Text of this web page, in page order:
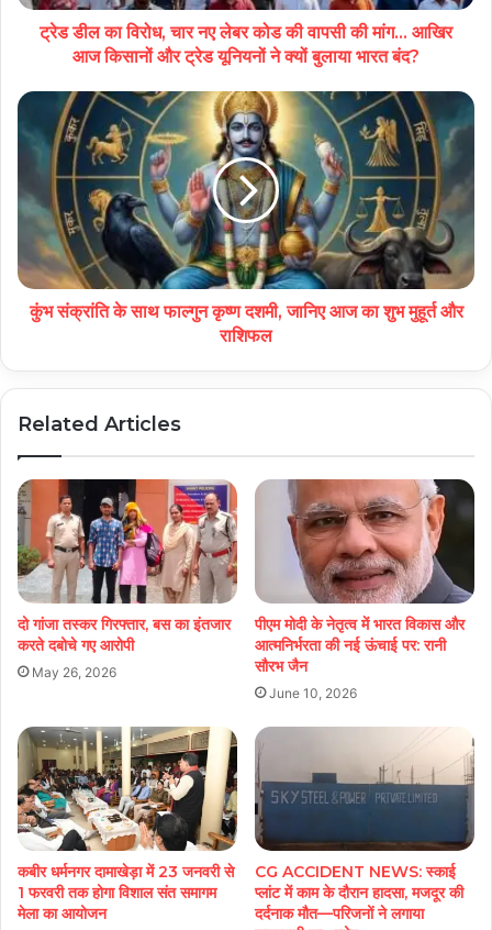
ट्रेड डील का विरोध, चार नए लेबर कोड की वापसी की मांग... आखिर
आज किसानों और ट्रेड यूनियनों ने क्यों बुलाया भारत बंद?
कुंभ संक्रांति के साथ फाल्गुन कृष्ण दशमी, जानिए आज का शुभ मुहूर्त और
राशिफल
Related Articles
दो गांजा तस्कर गिरफ्तार, बस का इंतजार
करते दबोचे गए आरोपी
May 26, 2026
पीएम मोदी के नेतृत्व में भारत विकास और
आत्मनिर्भरता की नई ऊंचाई पर: रानी
सौरभ जैन
June 10, 2026
कबीर धर्मनगर दामाखेड़ा में 23 जनवरी से
1 फरवरी तक होगा विशाल संत समागम
मेला का आयोजन
CG ACCIDENT NEWS: स्काई
प्लांट में काम के दौरान हादसा, मजदूर की
दर्दनाक मौत—परिजनों ने लगाया